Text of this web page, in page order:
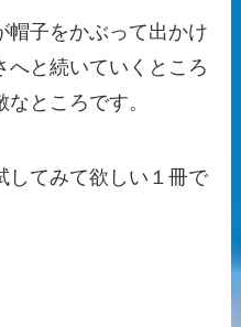
帽子をかぶって出かけ
へと続いていくところ
ところです。
してみて欲しい１冊で